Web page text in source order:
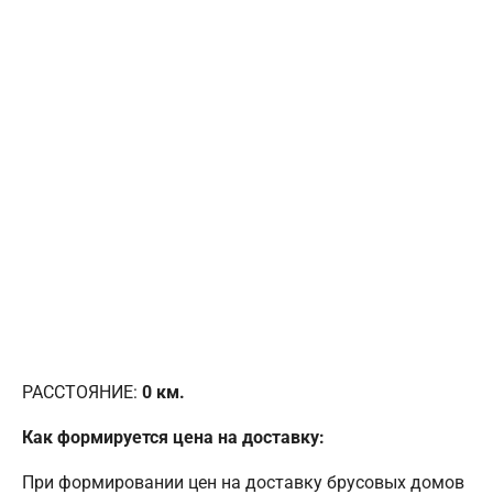
РАССТОЯНИЕ: 0 км.
Как формируется цена на доставку:
При формировании цен на доставку брусовых домов